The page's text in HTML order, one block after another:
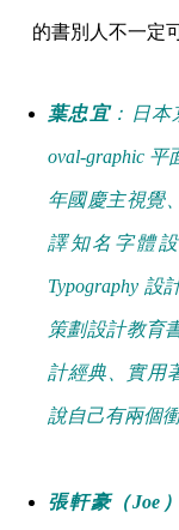
的書別人不一定
葉忠宜：日本
oval-graphic
年國慶主視覺
譯知名字體
Typography
策劃設計教育
計經典、實用
說自己有兩個
張軒豪（Joe）